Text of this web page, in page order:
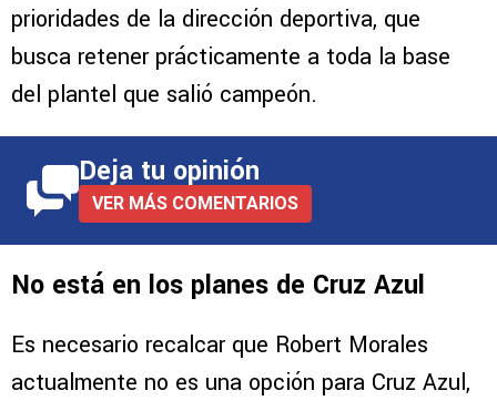
prioridades de la dirección deportiva, que
busca retener prácticamente a toda la base
del plantel que salió campeón.
Deja tu opinión
VER MÁS COMENTARIOS
No está en los planes de Cruz Azul
Es necesario recalcar que Robert Morales
actualmente no es una opción para Cruz Azul,